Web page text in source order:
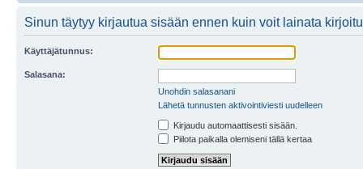
Sinun täytyy kirjautua sisään ennen kuin voit lainata
Käyttäjätunnus:
Salasana:
Unohdin salasanani
Lähetä tunnusten aktivointiviesti uudelleen
Kirjaudu automaattisesti sisään.
Piilota paikalla olemiseni tällä kertaa